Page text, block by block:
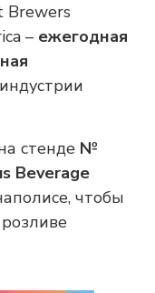
Brewers
– ежегодная
стенде №
Beverage
чтобы